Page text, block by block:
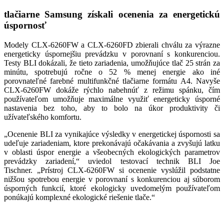
tlačiarne Samsung získali ocenenia za energetickú
úspornosť
Modely CLX-6260FW a CLX-6260FD zbierali chválu za výrazne
energeticky úspornejšiu prevádzku v porovnaní s konkurenciou.
Testy BLI dokázali, že tieto zariadenia, umožňujúce tlač 25 strán za
minútu, spotrebujú ročne o 52 % menej energie ako iné
porovnateľné farebné multifunkčné tlačiarne formátu A4. Navyše
CLX-6260FW dokáže rýchlo nabehnúť z režimu spánku, čím
používateľom umožňuje maximálne využiť energeticky úsporné
nastavenia bez toho, aby to bolo na úkor produktivity či
užívateľského komfortu.
„Ocenenie BLI za vynikajúce výsledky v energetickej úspornosti sa
udeľuje zariadeniam, ktore prekonávajú očakávania a zvyšujú latku
v oblasti úspor energie a všeobecných ekologických parametrov
prevádzky zariadení,“ uviedol testovací technik BLI Joe
Tischner. „Prístroj CLX-6260FW si ocenenie vyslúžil podstatne
nižšou spotrebou energie v porovnaní s konkurenciou aj súborom
úsporných funkcií, ktoré ekologicky uvedomelým používateľom
ponúkajú komplexné ekologické riešenie tlače.“